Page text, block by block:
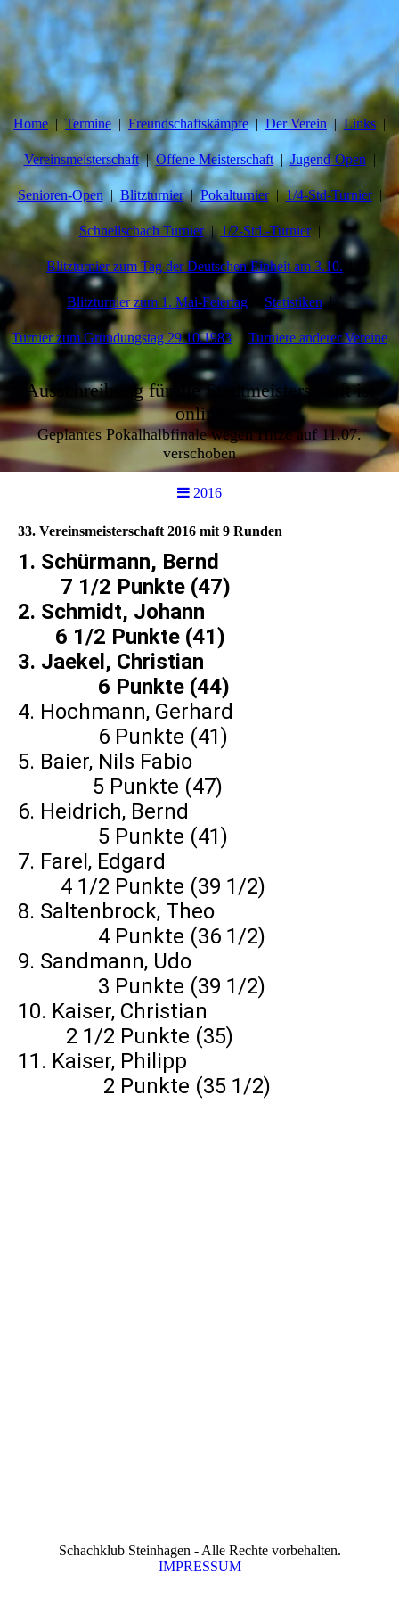
Home Termine Freundschaftskämpfe Der Verein Links
Vereinsmeisterschaft Offene Meisterschaft Jugend-Open
Senioren-Open Blitzturnier Pokalturnier 1/4-Std-Turnier
Schnellschach Turnier 1/2-Std.-Turnier
Blitzturnier zum Tag der Deutschen Einheit am 3.10.
Blitzturnier zum 1. Mai-Feiertag Statistiken
Turnier zum Gründungstag 29.10.1983 Turniere anderer Vereine
Ausschreibung für die Stadtmeisterschaft ist
online
Geplantes Pokalhalbfinale wegen Hitze auf 11.07.
verschoben
2016
33. Vereinsmeisterschaft 2016 mit 9 Runden
1. Schürmann, Bernd
7 1/2 Punkte (47)
2. Schmidt, Johann
6 1/2 Punkte (41)
3. Jaekel, Christian
6 Punkte (44)
4. Hochmann, Gerhard
6 Punkte (41)
5. Baier, Nils Fabio
5 Punkte (47)
6. Heidrich, Bernd
5 Punkte (41)
7. Farel, Edgard
4 1/2 Punkte (39 1/2)
8. Saltenbrock, Theo
4 Punkte (36 1/2)
9. Sandmann, Udo
3 Punkte (39 1/2)
10. Kaiser, Christian
2 1/2 Punkte (35)
11. Kaiser, Philipp
2 Punkte (35 1/2)
Schachklub Steinhagen - Alle Rechte vorbehalten.
IMPRESSUM